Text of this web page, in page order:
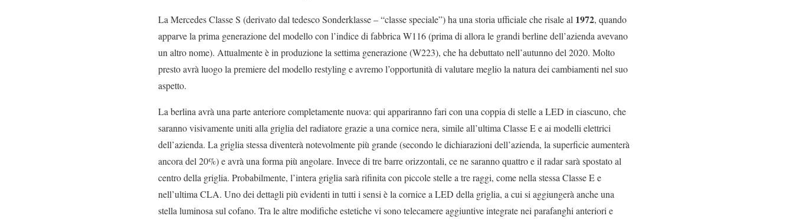
La Mercedes Classe S (derivato dal tedesco Sonderklasse – “classe speciale”) ha una storia ufficiale che risale al 1972, quando
apparve la prima generazione del modello con l’indice di fabbrica W116 (prima di allora le grandi berline dell’azienda avevano
un altro nome). Attualmente è in produzione la settima generazione (W223), che ha debuttato nell’autunno del 2020. Molto
presto avrà luogo la premiere del modello restyling e avremo l’opportunità di valutare meglio la natura dei cambiamenti nel suo
aspetto.
La berlina avrà una parte anteriore completamente nuova: qui appariranno fari con una coppia di stelle a LED in ciascuno, che
saranno visivamente uniti alla griglia del radiatore grazie a una cornice nera, simile all’ultima Classe E e ai modelli elettrici
dell’azienda. La griglia stessa diventerà notevolmente più grande (secondo le dichiarazioni dell’azienda, la superficie aumenterà
ancora del 20%) e avrà una forma più angolare. Invece di tre barre orizzontali, ce ne saranno quattro e il radar sarà spostato al
centro della griglia. Probabilmente, l’intera griglia sarà rifinita con piccole stelle a tre raggi, come nella stessa Classe E e
nell’ultima CLA. Uno dei dettagli più evidenti in tutti i sensi è la cornice a LED della griglia, a cui si aggiungerà anche una
stella luminosa sul cofano. Tra le altre modifiche estetiche vi sono telecamere aggiuntive integrate nei parafanghi anteriori e